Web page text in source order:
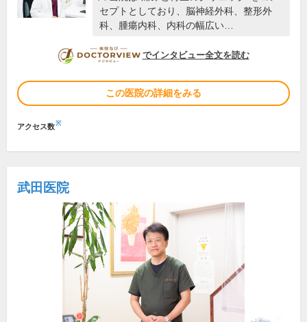
セプトとしており、脳神経外科、整形外
科、腫瘍内科、内科の幅広い…
DOCTORVIEW
でインタビュー全文を読む
この医院の詳細をみる
アクセス数※
武田医院